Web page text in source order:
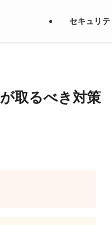
セキュリ
取るべき対策